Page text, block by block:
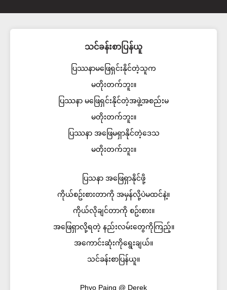
သင်ခန်းစာပြန်ယူ
ပြဿနာမဖြေရှင်းနိုင်တဲ့သူက
မတိုးတက်ဘူး။
ပြဿနာ မဖြေရှင်းနိုင်တဲ့အဖွဲ့အစည်းမ
မတိုးတက်ဘူး။
ပြဿနာ အဖြေမရှာနိုင်တဲ့ဒေသ
မတိုးတက်ဘူး။
ပြသနာ အဖြေရှာနိုင်ဖို့
ကိုယ်စဥ်းစားတာကို အမှန်လို့ပဲမထင်နဲ့။
ကိုယ်လိုချင်တာကို စဥ်းစား။
အဖြေရှာလို့ရတဲ့ နည်းလမ်းတွေကိုကြည့်။
အကောင်းဆုံးကိုရွေးချယ်။
သင်ခန်းစာပြန်ယူ။
Phyo Paing @ Derek